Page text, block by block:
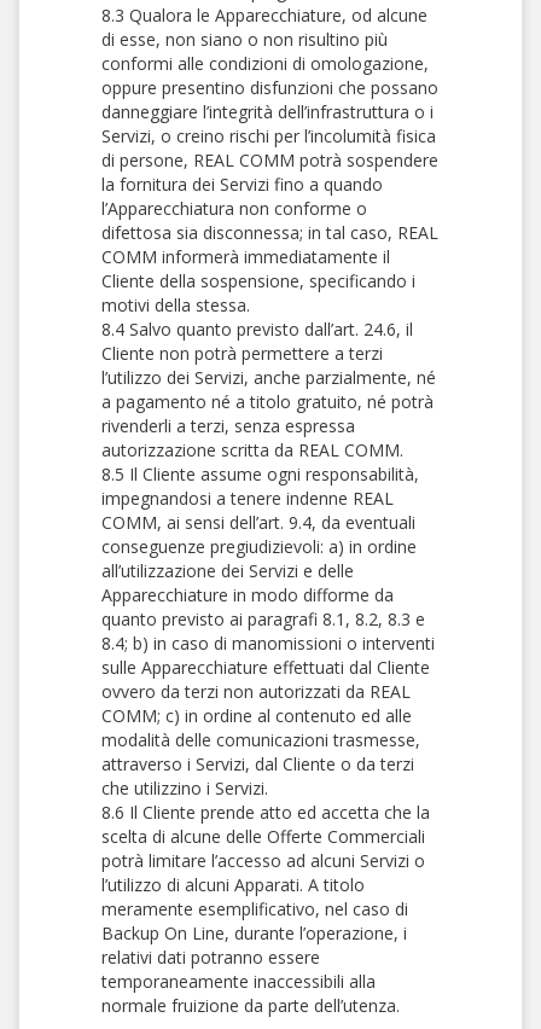
8.3 Qualora le Apparecchiature, od alcune
di esse, non siano o non risultino più
conformi alle condizioni di omologazione,
oppure presentino disfunzioni che possano
danneggiare l’integrità dell’infrastruttura o i
Servizi, o creino rischi per l’incolumità fisica
di persone, REAL COMM potrà sospendere
la fornitura dei Servizi fino a quando
l’Apparecchiatura non conforme o
difettosa sia disconnessa; in tal caso, REAL
COMM informerà immediatamente il
Cliente della sospensione, specificando i
motivi della stessa.
8.4 Salvo quanto previsto dall’art. 24.6, il
Cliente non potrà permettere a terzi
l’utilizzo dei Servizi, anche parzialmente, né
a pagamento né a titolo gratuito, né potrà
rivenderli a terzi, senza espressa
autorizzazione scritta da REAL COMM.
8.5 Il Cliente assume ogni responsabilità,
impegnandosi a tenere indenne REAL
COMM, ai sensi dell’art. 9.4, da eventuali
conseguenze pregiudizievoli: a) in ordine
all’utilizzazione dei Servizi e delle
Apparecchiature in modo difforme da
quanto previsto ai paragrafi 8.1, 8.2, 8.3 e
8.4; b) in caso di manomissioni o interventi
sulle Apparecchiature effettuati dal Cliente
ovvero da terzi non autorizzati da REAL
COMM; c) in ordine al contenuto ed alle
modalità delle comunicazioni trasmesse,
attraverso i Servizi, dal Cliente o da terzi
che utilizzino i Servizi.
8.6 Il Cliente prende atto ed accetta che la
scelta di alcune delle Offerte Commerciali
potrà limitare l’accesso ad alcuni Servizi o
l’utilizzo di alcuni Apparati. A titolo
meramente esemplificativo, nel caso di
Backup On Line, durante l’operazione, i
relativi dati potranno essere
temporaneamente inaccessibili alla
normale fruizione da parte dell’utenza.